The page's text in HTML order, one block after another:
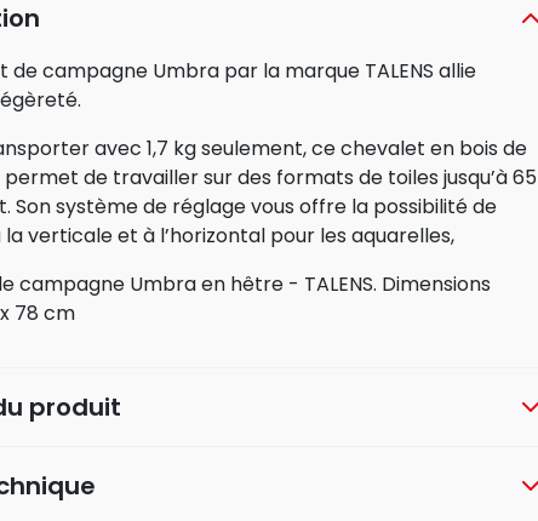
de campagne Umbra par la marque TALENS allie
avec 1,7 kg seulement, ce chevalet en bois de
de travailler sur des formats de toiles jusqu’à 65
Son système de réglage vous offre la possibilité de
verticale et à l’horizontal pour les aquarelles,
campagne Umbra en hêtre - TALENS. Dimensions
78 cm
produit